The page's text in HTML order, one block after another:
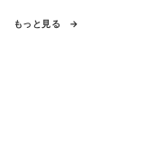
もっと見る